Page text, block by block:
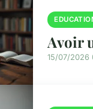
Avoir
15/07/2026